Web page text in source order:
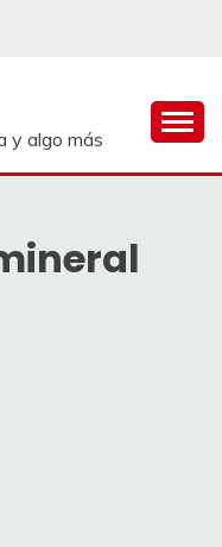
y algo más